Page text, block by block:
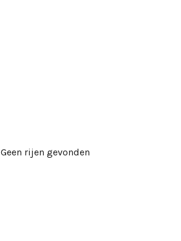
Geen rijen gevonden